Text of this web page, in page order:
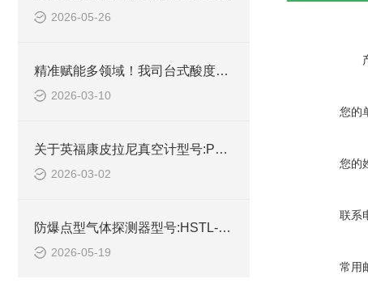
2026-05-26
精准赋能多领域！我司台式酸度计交付成功
2026-03-10
关于英福康皮拉尼真空计型号:PCG.3PC1-001-3121的技术参数
2026-03-02
防爆点型气体探测器型号:HSTL-Q100的详细介绍
2026-05-19
您的
您的
联系
常用